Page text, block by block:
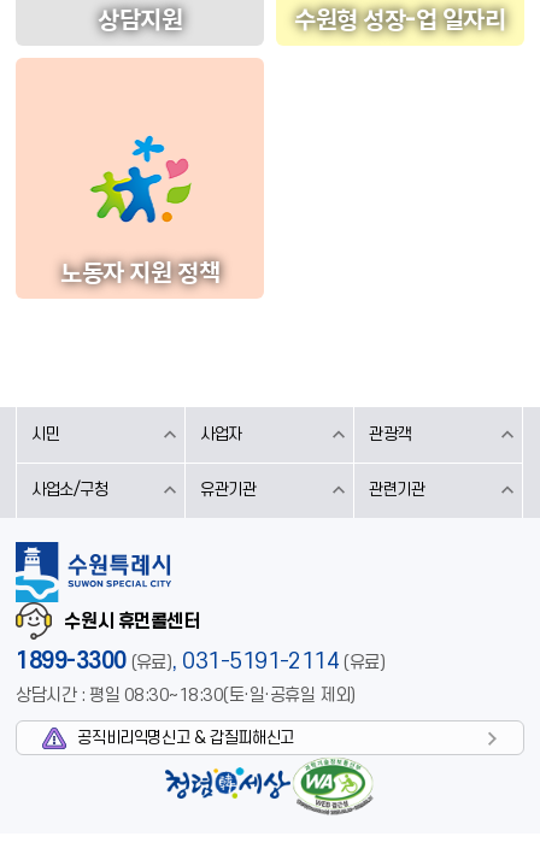
상담지원 수원형 성장-업 일자리
노동자 지원 정책
시민 사업자 관광객
사업소/구청 유관기관 관련기관
수원시 휴먼콜센터
1899-3300 (유료), 031-5191-2114 (유료)
상담시간 : 평일 08:30~18:30(토·일·공휴일 제외)
공직비리익명신고 & 갑질피해신고